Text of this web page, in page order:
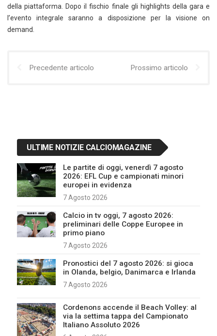
della piattaforma. Dopo il fischio finale gli highlights della gara e
l’evento integrale saranno a disposizione per la visione on
demand.
Precedente articolo Prossimo articolo
ULTIME NOTIZIE CALCIOMAGAZINE
Le partite di oggi, venerdì 7 agosto
2026: EFL Cup e campionati minori
europei in evidenza
7 Agosto 2026
Calcio in tv oggi, 7 agosto 2026:
preliminari delle Coppe Europee in
primo piano
7 Agosto 2026
Pronostici del 7 agosto 2026: si gioca
in Olanda, belgio, Danimarca e Irlanda
7 Agosto 2026
Cordenons accende il Beach Volley: al
via la settima tappa del Campionato
Italiano Assoluto 2026